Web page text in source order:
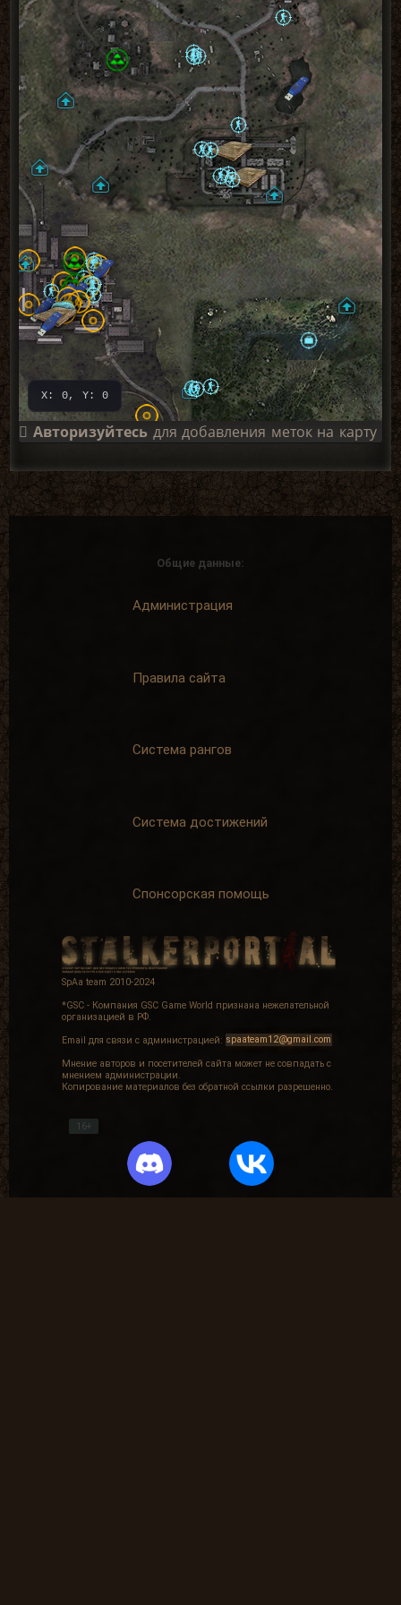
X: 0, Y: 0
Авторизуйтесьдля добавления меток на карту
Общие данные:
Администрация
Правила сайта
Система рангов
Система достижений
Спонсорская помощь
SpAa team 2010-2024
*GSC - Компания GSC Game World признана нежелательной
организацией в РФ.
Email для связи с администрацией: spaateam12@gmail.com
Мнение авторов и посетителей сайта может не совпадать с
мнением администрации.
Копирование материалов без обратной ссылки разрешенно.
16+